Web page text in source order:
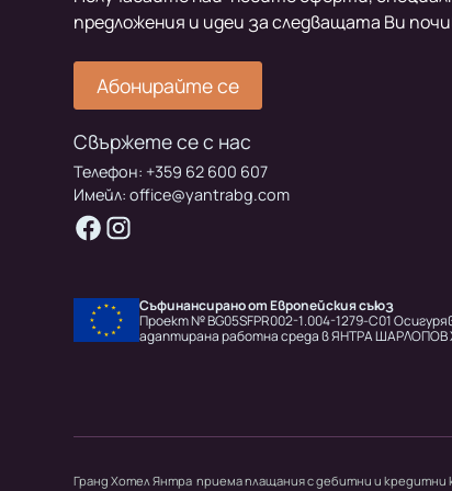
предложения и идеи за следващата Ви
Абонирайте се
Свържете се с нас
Телефон: +359 62 600 607
Имейл:office@yantrabg.com
Съфинансирано от Европейския съюз
Проект № BG05SFPR002-1.004-1279-C01
адаптирана работна среда в ЯНТРА
Гранд Хотел Янтра приема плащания с дебитни и кредитни